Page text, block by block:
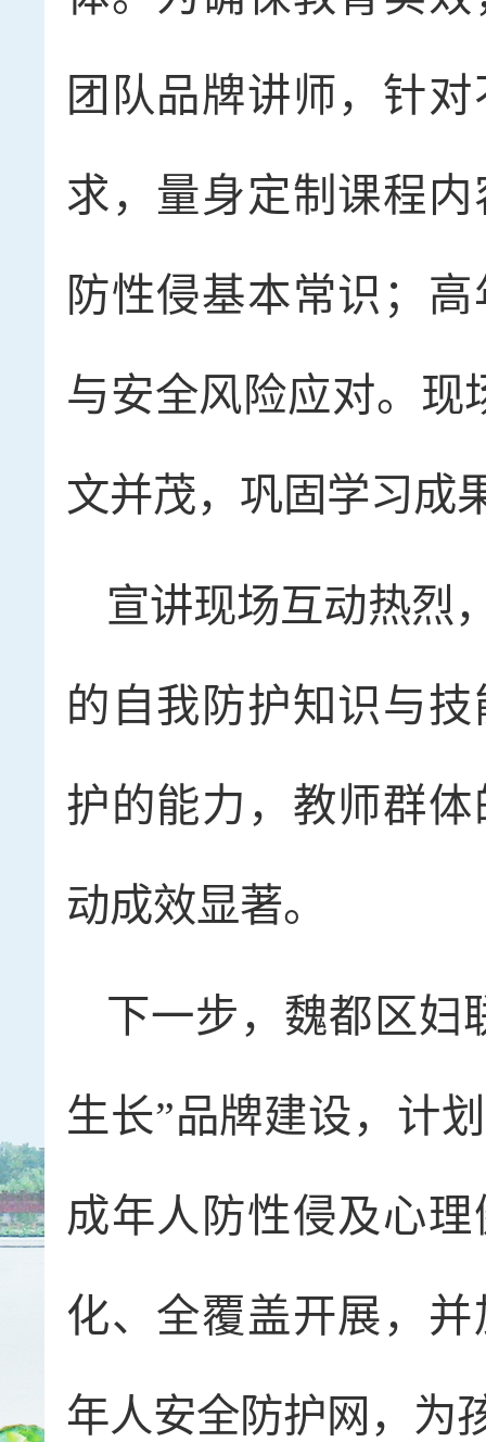
团队品牌讲师，针
求，量身定制课程
防性侵基本常识；
与安全风险应对。现
文并茂，巩固学习成
宣讲现场互动热烈
的自我防护知识与
护的能力，教师群
动成效显著。
下一步，魏都区妇
生长”品牌建设，计
成年人防性侵及心
化、全覆盖开展，
年人安全防护网，为